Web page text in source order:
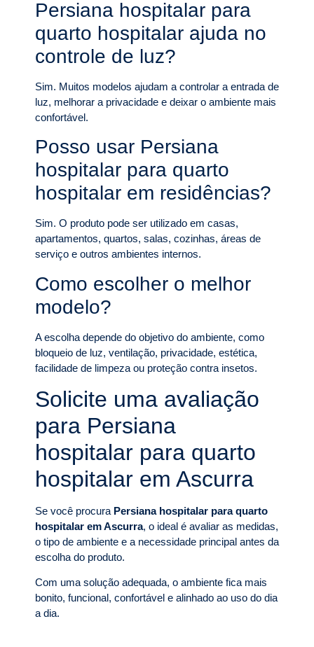
Persiana hospitalar para
quarto hospitalar ajuda no
controle de luz?
Sim. Muitos modelos ajudam a controlar a entrada de
luz, melhorar a privacidade e deixar o ambiente mais
confortável.
Posso usar Persiana
hospitalar para quarto
hospitalar em residências?
Sim. O produto pode ser utilizado em casas,
apartamentos, quartos, salas, cozinhas, áreas de
serviço e outros ambientes internos.
Como escolher o melhor
modelo?
A escolha depende do objetivo do ambiente, como
bloqueio de luz, ventilação, privacidade, estética,
facilidade de limpeza ou proteção contra insetos.
Solicite uma avaliação
para Persiana
hospitalar para quarto
hospitalar em Ascurra
Se você procura Persiana hospitalar para quarto
hospitalar em Ascurra, o ideal é avaliar as medidas,
o tipo de ambiente e a necessidade principal antes da
escolha do produto.
Com uma solução adequada, o ambiente fica mais
bonito, funcional, confortável e alinhado ao uso do dia
a dia.